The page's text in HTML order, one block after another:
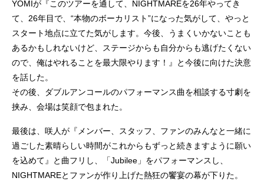
YOMIが『このツアーを通して、NIGHTMAREを26年やってき
て、26年目で、“本物のボーカリスト”になった気がして、やっと
スタート地点に立てた気がします。今後、うまくいかないことも
あるかもしれないけど、ステージからも自分からも逃げたくない
ので、俺はやれることを最大限やります！』と今後に向けた決意
を話した。
その後、ダブルアンコールのパフォーマンス曲を相談する寸劇を
挟み、会場は笑顔で包まれた。
最後は、咲人が『メンバー、スタッフ、ファンのみんなと一緒に
過ごした素晴らしい時間がこれからもずっと続きますように願い
を込めて』と曲フリし、「Jubilee」をパフォーマンスし、
NIGHTMAREとファンが作り上げた熱狂の饗宴の幕が下りた。